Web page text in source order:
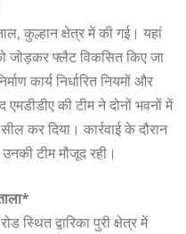
कुल्हान क्षेत्र में की गई। यहां
को जोड़कर फ्लैट विकसित किए जा
कार्य निर्धारित नियमों और
की टीम ने दोनों भवनों में
कर दिया। कार्रवाई के दौरान
टीम मौजूद रही।
स्थित द्वारिका पुरी क्षेत्र में